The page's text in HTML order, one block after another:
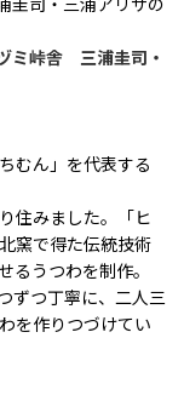
司・三浦アリサの
ミ峠舎 三浦圭司・
むん」を代表する
住みました。「ヒ
窯で得た伝統技術
るうつわを制作。
ずつ丁寧に、二人三
を作りつづけてい